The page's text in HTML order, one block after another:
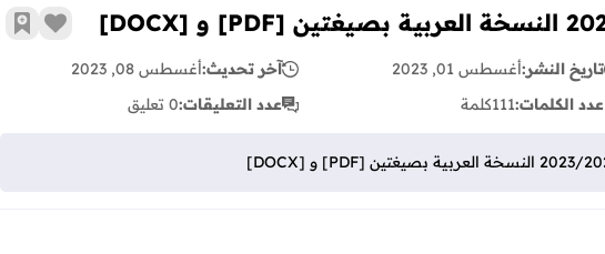
زر
تاريخ النشر:أغسطس 01, 2023 آخر تحديث:أغسطس 08, 2023
عدد الكلمات:111كلمة عدد التعليقات:0 تعليق